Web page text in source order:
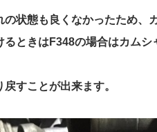
の状態も良くなかったため、
るときはF348の場合はカム
すことが出来ます。